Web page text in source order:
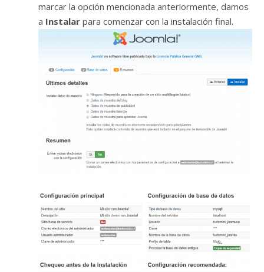
marcar la opción mencionada anteriormente, damos
a Instalar para comenzar con la instalación final.